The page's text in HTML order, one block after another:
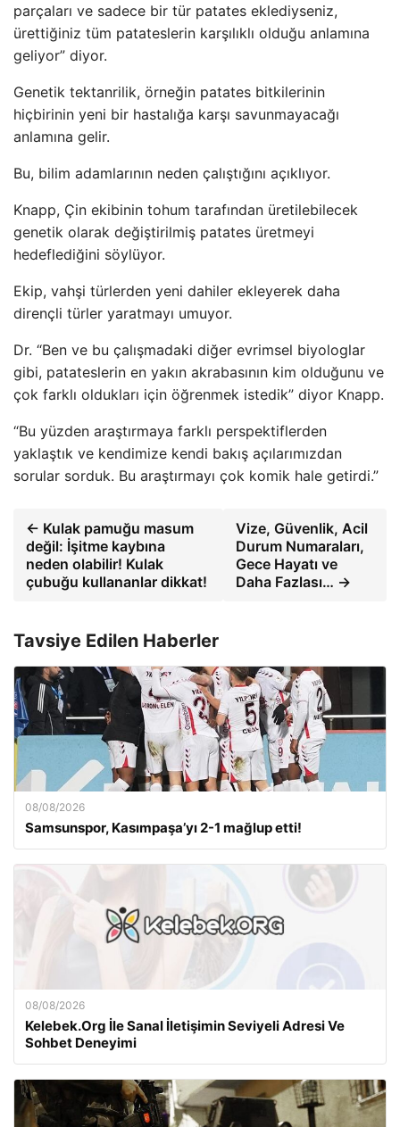
parçaları ve sadece bir tür patates eklediyseniz,
ürettiğiniz tüm patateslerin karşılıklı olduğu anlamına
geliyor” diyor.
Genetik tektanrilik, örneğin patates bitkilerinin
hiçbirinin yeni bir hastalığa karşı savunmayacağı
anlamına gelir.
Bu, bilim adamlarının neden çalıştığını açıklıyor.
Knapp, Çin ekibinin tohum tarafından üretilebilecek
genetik olarak değiştirilmiş patates üretmeyi
hedeflediğini söylüyor.
Ekip, vahşi türlerden yeni dahiler ekleyerek daha
dirençli türler yaratmayı umuyor.
Dr. “Ben ve bu çalışmadaki diğer evrimsel biyologlar
gibi, patateslerin en yakın akrabasının kim olduğunu ve
çok farklı oldukları için öğrenmek istedik” diyor Knapp.
“Bu yüzden araştırmaya farklı perspektiflerden
yaklaştık ve kendimize kendi bakış açılarımızdan
sorular sorduk. Bu araştırmayı çok komik hale getirdi.”
← Kulak pamuğu masum
değil: İşitme kaybına
neden olabilir! Kulak
çubuğu kullananlar dikkat!
Vize, Güvenlik, Acil
Durum Numaraları,
Gece Hayatı ve
Daha Fazlası… →
Tavsiye Edilen Haberler
08/08/2026
Samsunspor, Kasımpaşa’yı 2-1 mağlup etti!
08/08/2026
Kelebek.Org İle Sanal İletişimin Seviyeli Adresi Ve
Sohbet Deneyimi